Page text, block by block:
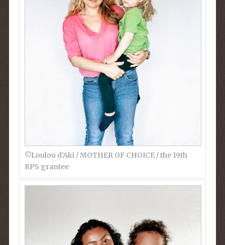
©︎Loulou d’Aki / MOTHER OF CHOICE / the 19th
RPS grantee